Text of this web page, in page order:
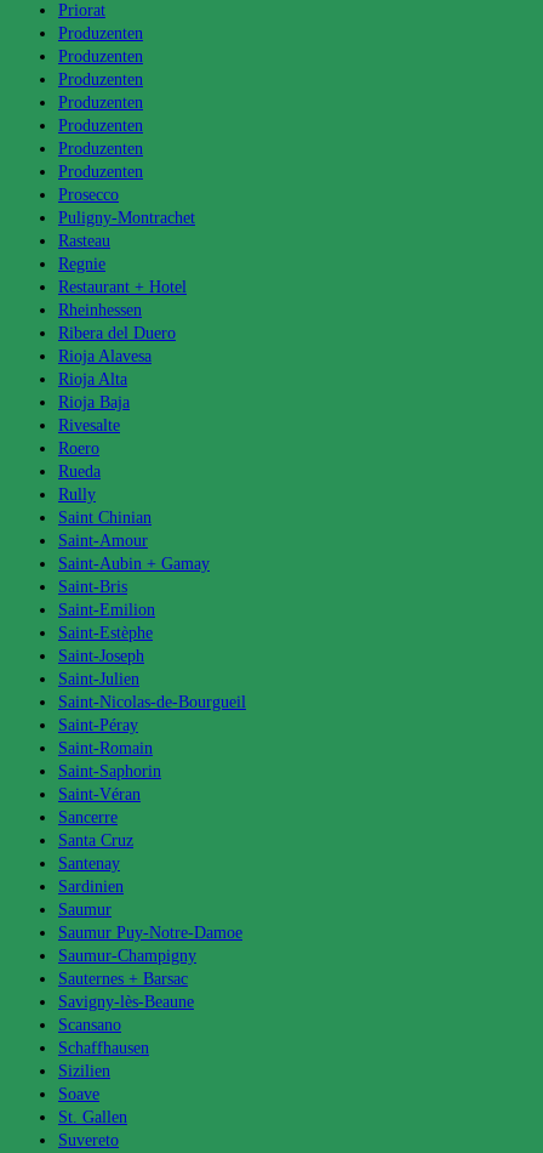
Priorat
Produzenten
Produzenten
Produzenten
Produzenten
Produzenten
Produzenten
Produzenten
Prosecco
Puligny-Montrachet
Rasteau
Regnie
Restaurant + Hotel
Rheinhessen
Ribera del Duero
Rioja Alavesa
Rioja Alta
Rioja Baja
Rivesalte
Roero
Rueda
Rully
Saint Chinian
Saint-Amour
Saint-Aubin + Gamay
Saint-Bris
Saint-Emilion
Saint-Estèphe
Saint-Joseph
Saint-Julien
Saint-Nicolas-de-Bourgueil
Saint-Péray
Saint-Romain
Saint-Saphorin
Saint-Véran
Sancerre
Santa Cruz
Santenay
Sardinien
Saumur
Saumur Puy-Notre-Damoe
Saumur-Champigny
Sauternes + Barsac
Savigny-lès-Beaune
Scansano
Schaffhausen
Sizilien
Soave
St. Gallen
Suvereto